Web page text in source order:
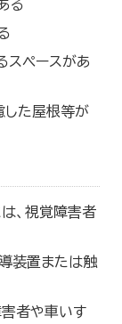
る
スペースがあ
した屋根等が
、視覚障害者
装置または触
害者や車いす